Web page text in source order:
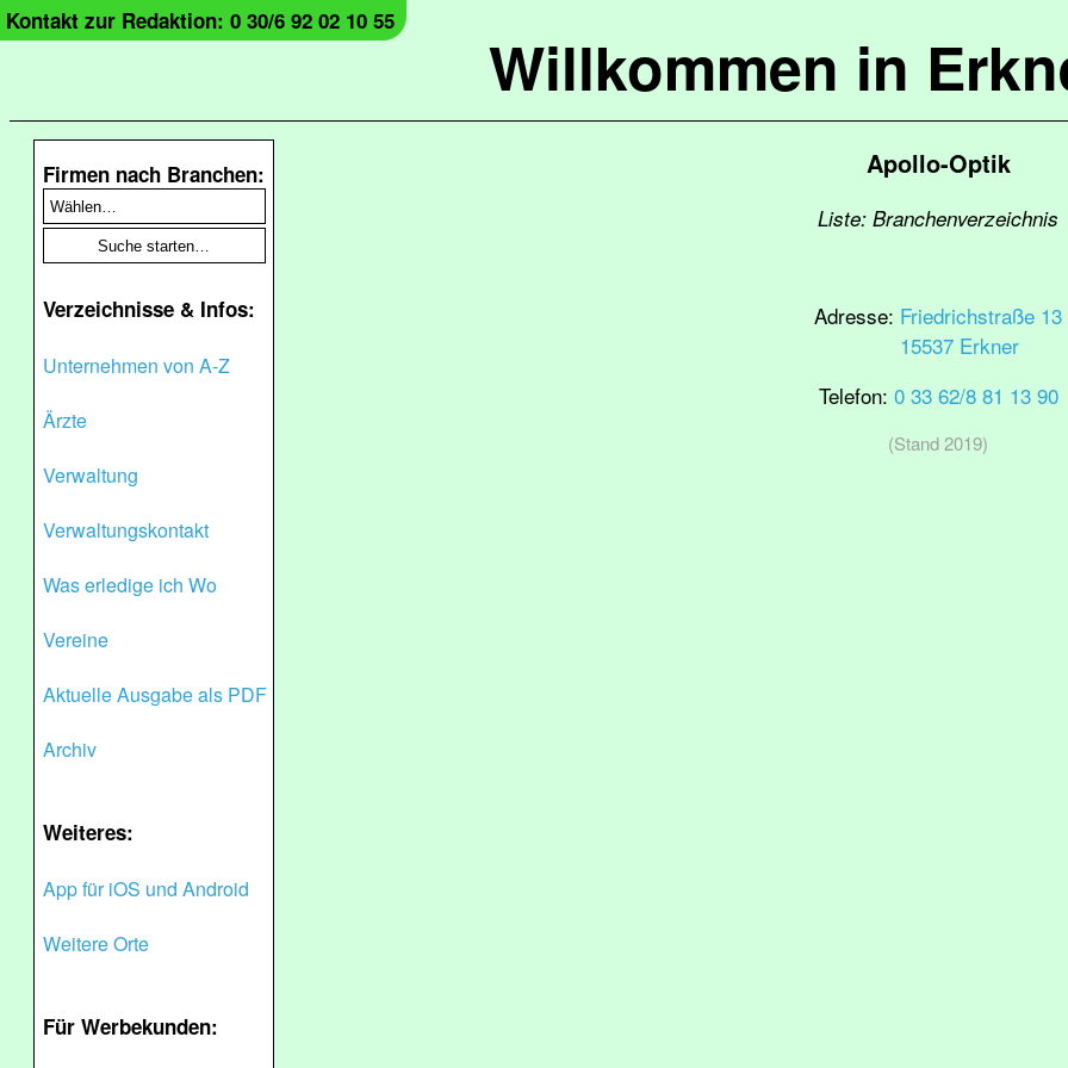
Willkommen in
Kontakt zur Redaktion: 0 30/6 92 02 10 55
Firmen nach Branchen:
Verzeichnisse & Infos:
Unternehmen von A-Z
Ärzte
Verwaltung
Verwaltungskontakt
Was erledige ich Wo
Vereine
Aktuelle Ausgabe als PDF
Archiv
Weiteres:
App für iOS und Android
Weitere Orte
Für Werbekunden:
Apollo-Optik
Liste: Branchenverzeichnis
Adresse: Friedrichstraße 13
15537 Erkner
Telefon: 0 33 62/8 81 13 90
(Stand 2019)